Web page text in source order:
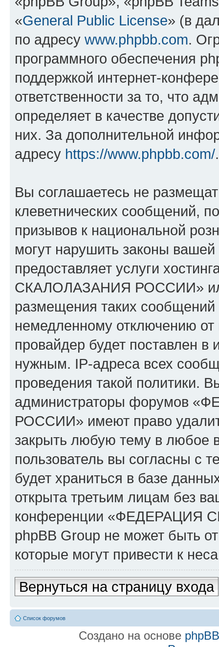
«General Public License» (в
по адресу www.phpbb.com.
программного обеспечения
поддержкой интернет-
ответственности за то, что
определяет в качестве
них. За дополнительной
адресу https://www.phpbb.com/.
Вы соглашаетесь не
клеветнических сообщений,
призывов к национальной
могут нарушить законы
предоставляет услуги
СКАЛОЛАЗАНИЯ РОССИИ»
размещения таких
немедленному отключению
провайдер будет поставлен в
нужным. IP-адреса всех
проведения такой политики.
администраторы форумов
РОССИИ» имеют право
закрыть любую тему в любое
пользователь вы согласны с
будет храниться в базе
открыта третьим лицам без
конференции «ФЕДЕРАЦИЯ
phpBB Group не может быть
которые могут привести к
Вернуться на страницу входа
Список форумов
Создано на основе phpBB